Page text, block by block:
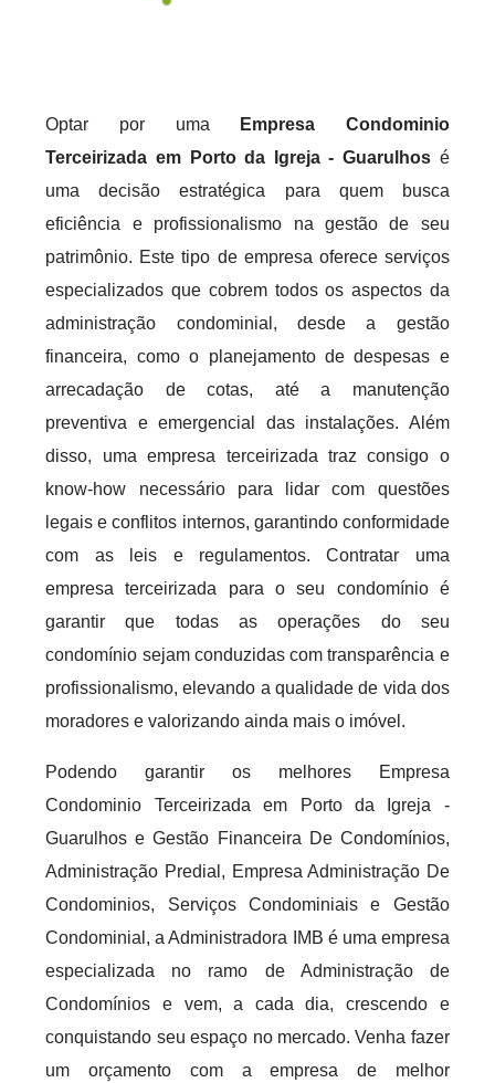
Optar por uma
Empresa Condominio
Terceirizada em Porto da Igreja - Guarulhos é
uma decisão estratégica para quem busca
eficiência e profissionalismo na gestão de seu
patrimônio. Este tipo de empresa oferece serviços
especializados que cobrem todos os aspectos da
administração condominial, desde a gestão
financeira, como o planejamento de despesas e
arrecadação de cotas, até a manutenção
preventiva e emergencial das instalações. Além
disso, uma empresa terceirizada traz consigo o
know-how necessário para lidar com questões
legais e conflitos internos, garantindo conformidade
com as leis e regulamentos. Contratar uma
empresa terceirizada para o seu condomínio é
garantir que todas as operações do seu
condomínio sejam conduzidas com transparência e
profissionalismo, elevando a qualidade de vida dos
moradores e valorizando ainda mais o imóvel.
Podendo garantir os melhores Empresa
Condominio Terceirizada em Porto da Igreja -
Guarulhos e Gestão Financeira De Condomínios,
Administração Predial, Empresa Administração De
Condominios, Serviços Condominiais e Gestão
Condominial, a Administradora IMB é uma empresa
especializada no ramo de Administração de
Condomínios e vem, a cada dia, crescendo e
conquistando seu espaço no mercado. Venha fazer
um orçamento com a empresa de melhor